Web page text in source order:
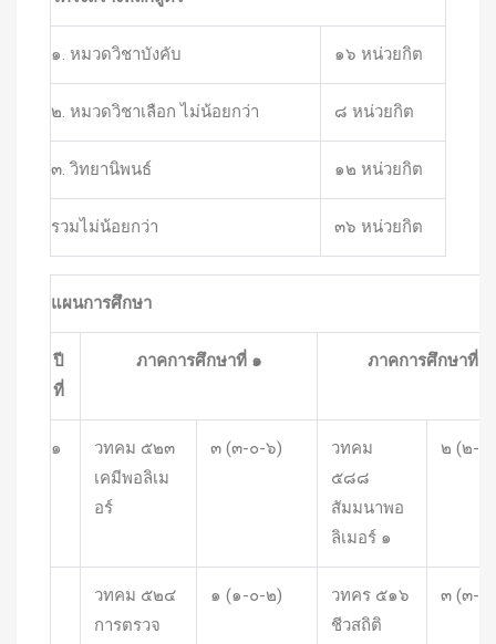
๑. หมวดวิชาบังคับ ๑๖ หน่วยกิต
๒. หมวดวิชาเลือก ไม่น้อยกว่า ๘ หน่วยกิต
๓. วิทยานิพนธ์ ๑๒ หน่วยกิต
รวมไม่น้อยกว่า ๓๖ หน่วยกิต
แผนการศึกษา
ปี
ที่
ภาคการศึกษาที่ ๑ ภาคการศึกษาที่ ๒
๑
วทคม ๕๒๓
เคมีพอลิเม
อร์
๓ (๓-๐-๖)
วทคม
๕๘๘
สัมมนาพอ
ลิเมอร์ ๑
๒ (๒-๐
วทคม ๕๒๔
การตรวจ
๑ (๑-๐-๒)
วทคร ๕๑๖
ชีวสถิติ
๓ (๓-๐